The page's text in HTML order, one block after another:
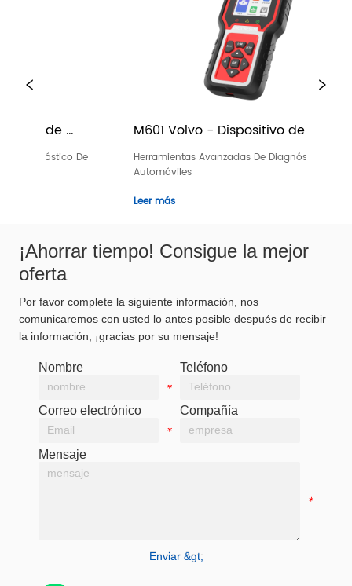
Volvo - Dispositivo de
de sistemas completos
Avanzadas De Diagnóstico De
M601 DS -
de sistemas
Herramientas
¡Ahorrar tiempo! Consigue la mejor
oferta
Por favor complete la siguiente información, nos
comunicaremos con usted lo antes posible después de recibir
la información, ¡gracias por su mensaje!
Nombre
*
Teléfono
Correo electrónico
*
Compañía
Mensaje
*
Enviar &gt;